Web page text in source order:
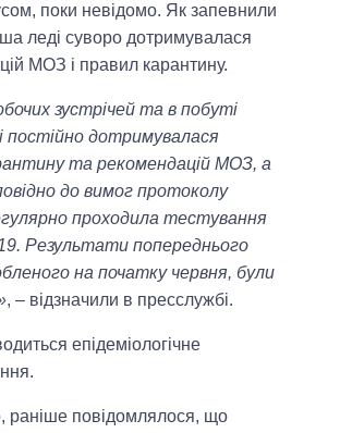
поки невідомо. Як запевнили
леді суворо дотримувалася
МОЗ і правил карантину.
зустрічей та в побуті
постійно дотримувалася
та рекомендацій МОЗ, а
до вимог протоколу
проходила тестування
Результати попереднього
на початку червня, були
, – відзначили в пресслужбі.
епідеміологічне
раніше повідомлялося, що